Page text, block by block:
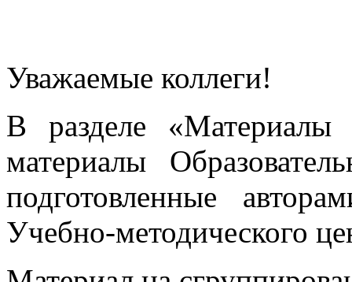
Уважаемые коллеги!
В разделе «Материалы
материалы
подготовленные
Учебно-методического